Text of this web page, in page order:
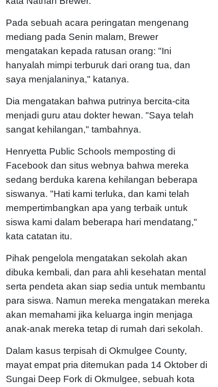
Pada sebuah acara peringatan mengenang
mediang pada Senin malam, Brewer
mengatakan kepada ratusan orang: "Ini
hanyalah mimpi terburuk dari orang tua, dan
saya menjalaninya," katanya.
Dia mengatakan bahwa putrinya bercita-cita
menjadi guru atau dokter hewan. "Saya telah
sangat kehilangan," tambahnya.
Henryetta Public Schools memposting di
Facebook dan situs webnya bahwa mereka
sedang berduka karena kehilangan beberapa
siswanya. "Hati kami terluka, dan kami telah
mempertimbangkan apa yang terbaik untuk
siswa kami dalam beberapa hari mendatang,"
kata catatan itu.
Pihak pengelola mengatakan sekolah akan
dibuka kembali, dan para ahli kesehatan mental
serta pendeta akan siap sedia untuk membantu
para siswa. Namun mereka mengatakan mereka
akan memahami jika keluarga ingin menjaga
anak-anak mereka tetap di rumah dari sekolah.
Dalam kasus terpisah di Okmulgee County,
mayat empat pria ditemukan pada 14 Oktober di
Sungai Deep Fork di Okmulgee, sebuah kota